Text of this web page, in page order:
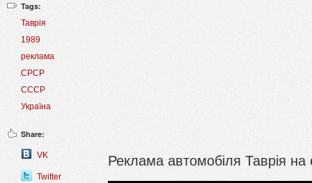
Tags:
Таврія
1989
реклама
СРСР
СССР
Україна
Share:
VK
Twitter
Реклама автомобіля Таврія на